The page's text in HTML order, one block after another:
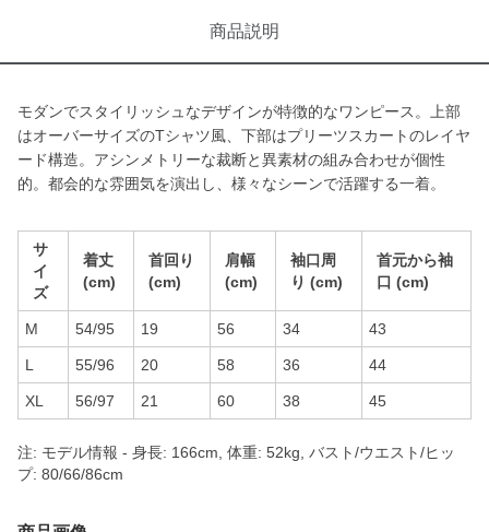
商品説明
モダンでスタイリッシュなデザインが特徴的なワンピース。上部
はオーバーサイズのTシャツ風、下部はプリーツスカートのレイヤ
ード構造。アシンメトリーな裁断と異素材の組み合わせが個性
的。都会的な雰囲気を演出し、様々なシーンで活躍する一着。
サ
イ
ズ
着丈
(cm)
首回り
(cm)
肩幅
(cm)
袖口周
り (cm)
首元から袖
口 (cm)
M 54/95 19 56 34 43
L 55/96 20 58 36 44
XL 56/97 21 60 38 45
注: モデル情報 - 身長: 166cm, 体重: 52kg, バスト/ウエスト/ヒッ
プ: 80/66/86cm